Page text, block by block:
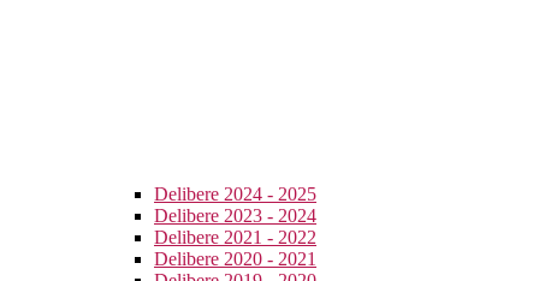
Delibere 2024 - 2025
Delibere 2023 - 2024
Delibere 2021 - 2022
Delibere 2020 - 2021